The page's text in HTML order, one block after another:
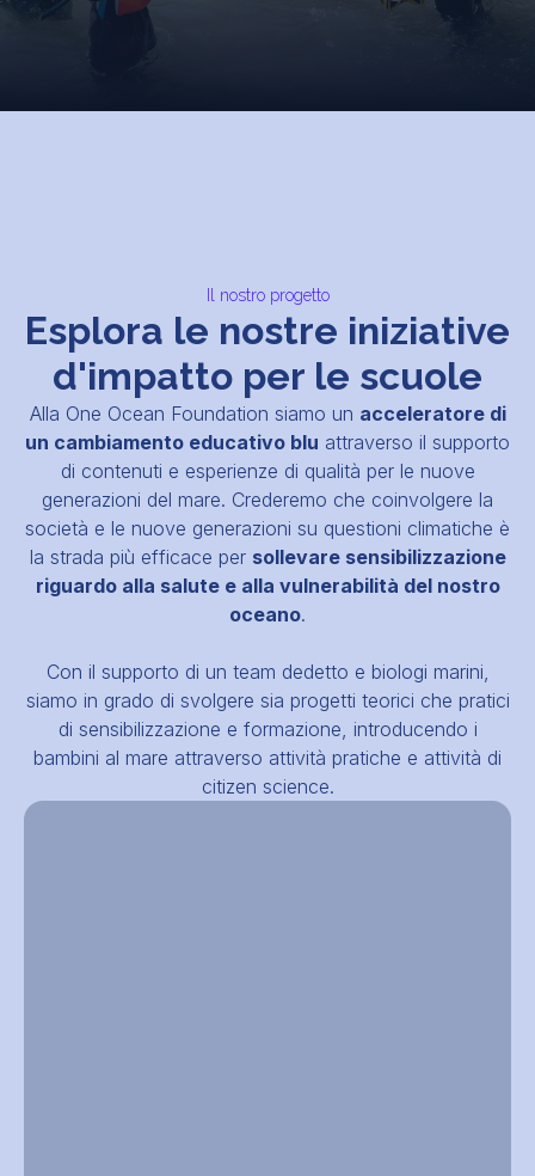
Il nostro progetto
Esplora le nostre iniziative
d'impatto per le scuole
Alla One Ocean Foundation siamo un acceleratore di
un cambiamento educativo blu attraverso il supporto
di contenuti e esperienze di qualità per le nuove
generazioni del mare. Crederemo che coinvolgere la
società e le nuove generazioni su questioni climatiche è
la strada più efficace per sollevare sensibilizzazione
riguardo alla salute e alla vulnerabilità del nostro
oceano.
Con il supporto di un team dedetto e biologi marini,
siamo in grado di svolgere sia progetti teorici che pratici
di sensibilizzazione e formazione, introducendo i
bambini al mare attraverso attività pratiche e attività di
citizen science.